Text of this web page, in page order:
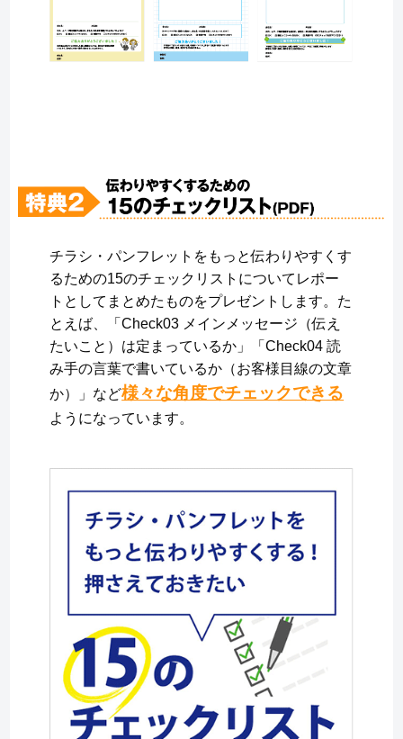
チラシ・パンフレットをもっと伝わりやすくす
るための15のチェックリストについてレポー
トとしてまとめたものをプレゼントします。た
とえば、「Check03 メインメッセージ（伝え
たいこと）は定まっているか」「Check04 読
み手の言葉で書いているか（お客様目線の文章
か）」など様々な角度でチェックできる
ようになっています。